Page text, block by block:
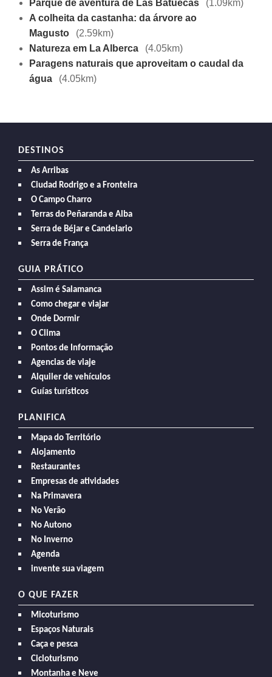
Parque de aventura de Las Batuecas
(1.09km)
A colheita da castanha: da árvore ao
Magusto
(2.59km)
Natureza em La Alberca
(4.05km)
Paragens naturais que aproveitam o caudal da
água
(4.05km)
DESTINOS
As Arribas
Ciudad Rodrigo e a Fronteira
O Campo Charro
Terras do Peñaranda e Alba
Serra de Béjar e Candelario
Serra de França
GUIA PRÁTICO
Assim é Salamanca
Como chegar e viajar
Onde Dormir
O Clima
Pontos de Informação
Agencias de viaje
Alquiler de vehículos
Guías turísticos
PLANIFICA
Mapa do Território
Alojamento
Restaurantes
Empresas de atividades
Na Primavera
No Verão
No Autono
No Inverno
Agenda
invente sua viagem
O QUE FAZER
Micoturismo
Espaços Naturais
Caça e pesca
Cicloturismo
Montanha e Neve